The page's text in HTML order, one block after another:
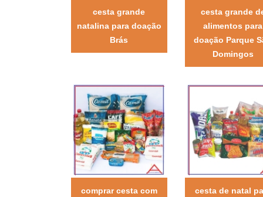
cesta grande
natalina para doação
Brás
cesta grande
alimentos para
doação Parque
Domingos
comprar cesta com
cesta de natal